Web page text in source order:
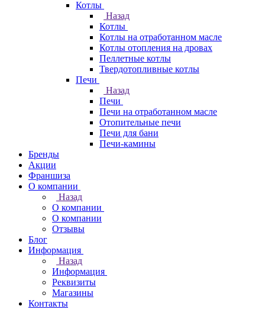
Котлы
Назад
Котлы
Котлы на отработанном масле
Котлы отопления на дровах
Пеллетные котлы
Твердотопливные котлы
Печи
Назад
Печи
Печи на отработанном масле
Отопительные печи
Печи для бани
Печи-камины
Бренды
Акции
Франшиза
О компании
Назад
О компании
О компании
Отзывы
Блог
Информация
Назад
Информация
Реквизиты
Магазины
Контакты